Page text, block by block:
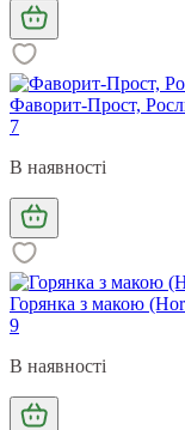
Фаворит-Прост,
7
В наявності
Горянка з макою
9
В наявності